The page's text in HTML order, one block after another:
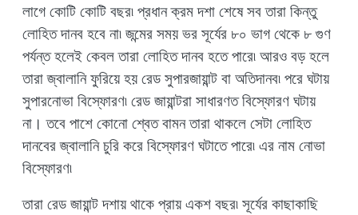
লাগে কোটি কোটি বছর৷ প্রধান ক্রম দশা শেষে সব তারা কিন্তু
লোহিত দানব হবে না৷ জন্মের সময় ভর সূর্যের ৮০ ভাগ থেকে ৮ গুণ
পর্যন্ত হলেই কেবল তারা লোহিত দানব হতে পারে৷ আরও বড় হলে
তারা জ্বালানি ফুরিয়ে হয় রেড সুপারজায়ান্ট বা অতিদানব৷ পরে ঘটায়
সুপারনোভা বিস্ফোরণ৷ রেড জায়ান্টরা সাধারণত বিস্ফোরণ ঘটায়
না। তবে পাশে কোনো শ্বেত বামন তারা থাকলে সেটা লোহিত
দানবের জ্বালানি চুরি করে বিস্ফোরণ ঘটাতে পারে৷ এর নাম নোভা
বিস্ফোরণ৷
তারা রেড জায়ান্ট দশায় থাকে প্রায় একশ বছর৷ সূর্যের কাছাকাছি